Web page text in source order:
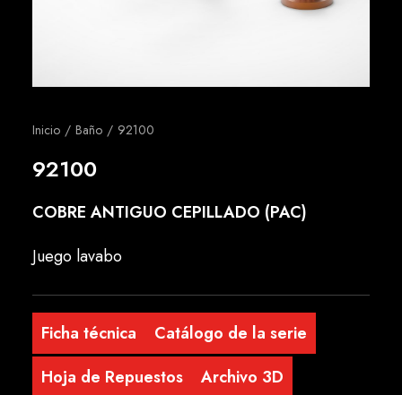
Inicio Baño 92100
92100
COBRE ANTIGUO CEPILLADO (PAC)
Juego lavabo
Ficha técnica
Catálogo de la serie
Hoja de Repuestos
Archivo 3D